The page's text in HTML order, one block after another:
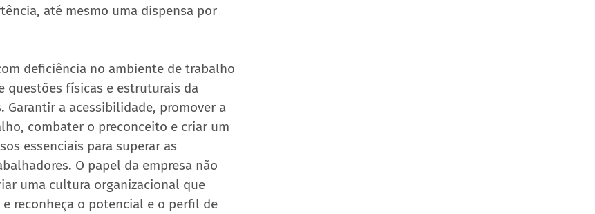
até mesmo uma dispensa por
deficiência no ambiente de trabalho
questões físicas e estruturais da
Garantir a acessibilidade, promover a
combater o preconceito e criar um
essenciais para superar as
O papel da empresa não
uma cultura organizacional que
reconheça o potencial e o perfil de